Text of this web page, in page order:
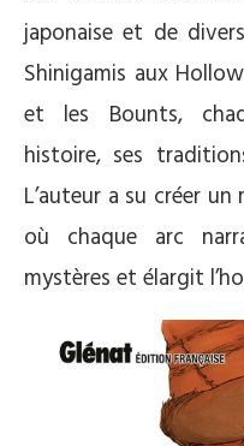
japonaise et de
Shinigamis aux
et les Bounts,
histoire, ses
L’auteur a su créer
où chaque arc
mystères et élargit